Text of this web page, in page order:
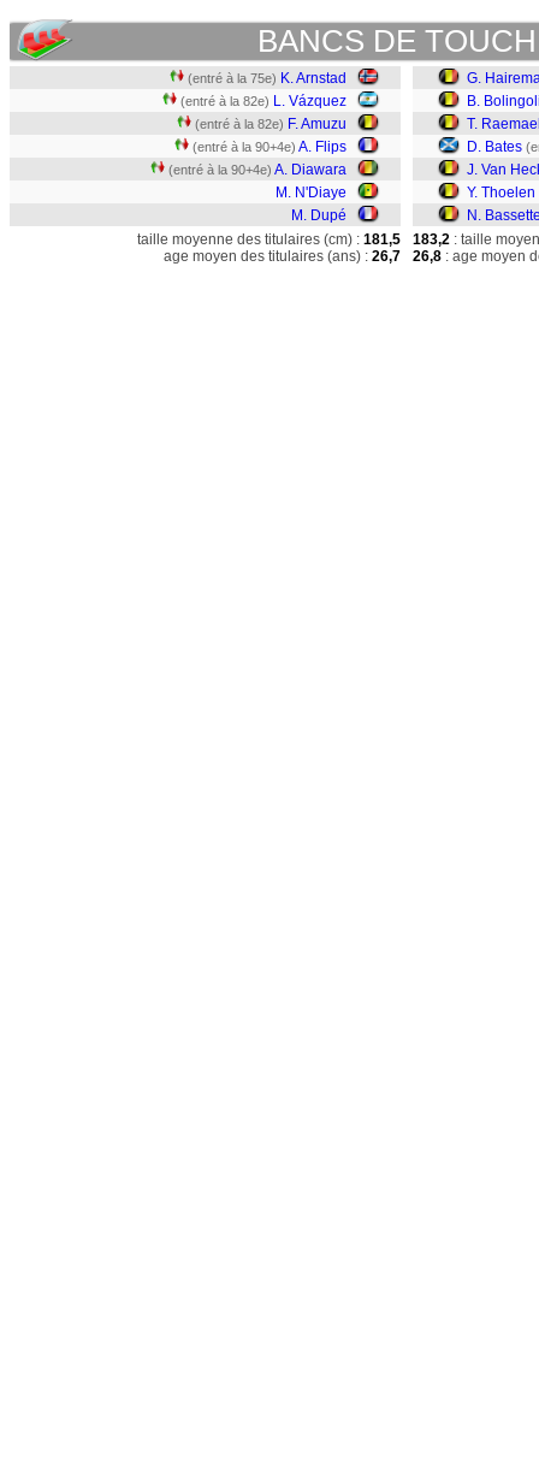
BANCS DE
(entré à la 75e) K. Arnstad
(entré à la 82e) L. Vázquez
(entré à la 82e) F. Amuzu
(entré à la 90+4e) A. Flips
(entré à la 90+4e) A. Diawara
M. N'Diaye
M. Dupé
G.
B.
T.
D. Bates
J. Van
Y. Thoelen
N.
taille moyenne des titulaires (cm) : 181,5
age moyen des titulaires (ans) : 26,7
183,2 : taille
26,8 : age moyen